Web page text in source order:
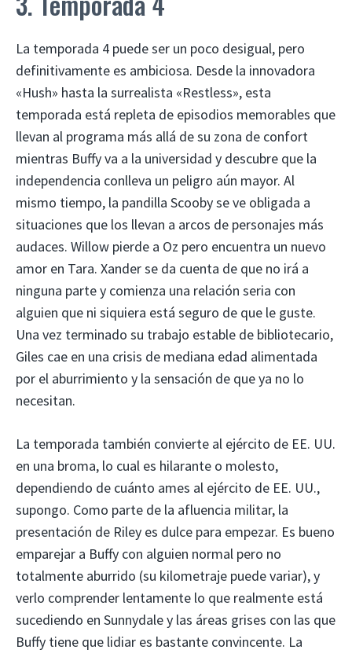
La temporada 4 puede ser un poco desigual, pero
definitivamente es ambiciosa. Desde la innovadora
«Hush» hasta la surrealista «Restless», esta
temporada está repleta de episodios memorables que
llevan al programa más allá de su zona de confort
mientras Buffy va a la universidad y descubre que la
independencia conlleva un peligro aún mayor. Al
mismo tiempo, la pandilla Scooby se ve obligada a
situaciones que los llevan a arcos de personajes más
audaces. Willow pierde a Oz pero encuentra un nuevo
amor en Tara. Xander se da cuenta de que no irá a
ninguna parte y comienza una relación seria con
alguien que ni siquiera está seguro de que le guste.
Una vez terminado su trabajo estable de bibliotecario,
Giles cae en una crisis de mediana edad alimentada
por el aburrimiento y la sensación de que ya no lo
necesitan.
La temporada también convierte al ejército de EE. UU.
en una broma, lo cual es hilarante o molesto,
dependiendo de cuánto ames al ejército de EE. UU.,
supongo. Como parte de la afluencia militar, la
presentación de Riley es dulce para empezar. Es bueno
emparejar a Buffy con alguien normal pero no
totalmente aburrido (su kilometraje puede variar), y
verlo comprender lentamente lo que realmente está
sucediendo en Sunnydale y las áreas grises con las que
Buffy tiene que lidiar es bastante convincente. La